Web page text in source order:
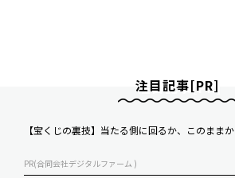
注目記事[PR]
【宝くじの裏技】当たる側に回るか、このままか
PR(合同会社デジタルファーム )